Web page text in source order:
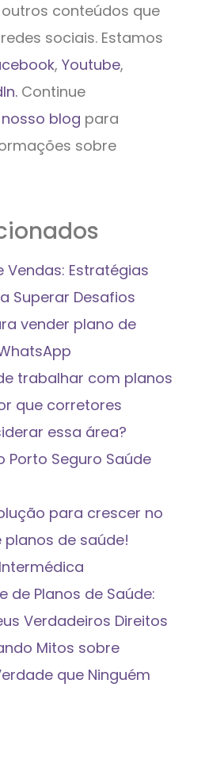
conteúdos que
sociais. Estamos
, Youtube,
Continue
nosso blog para
sobre
Vendas: Estratégias
Superar Desafios
vender plano de
trabalhar com planos
que corretores
essa área?
Porto Seguro Saúde
para crescer no
de saúde!
de Planos de Saúde:
Verdadeiros Direitos
Mitos sobre
que Ninguém